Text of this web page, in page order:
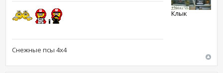
Снежные псы 4х4
Клык